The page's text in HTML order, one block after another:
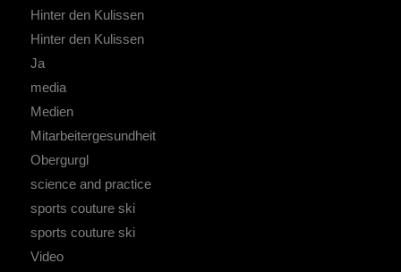
Hinter den Kulissen
Hinter den Kulissen
Ja
media
Medien
Mitarbeitergesundheit
Obergurgl
science and practice
sports couture ski
sports couture ski
Video